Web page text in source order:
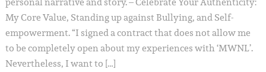
My Core Value, Standing up against Bullying, and Self-
empowerment. “I signed a contract that does not allow me
to be completely open about my experiences with ‘MWNL’.
Nevertheless, I want to […]